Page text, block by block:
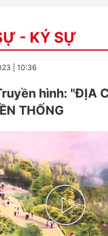
- KÝ SỰ
10:36
hình: "ĐỊA
THỐNG
Play